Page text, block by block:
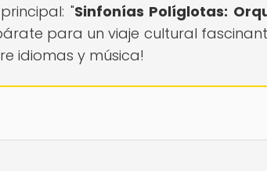
"Sinfonías Políglotas:
para un viaje cultural
idiomas y música!